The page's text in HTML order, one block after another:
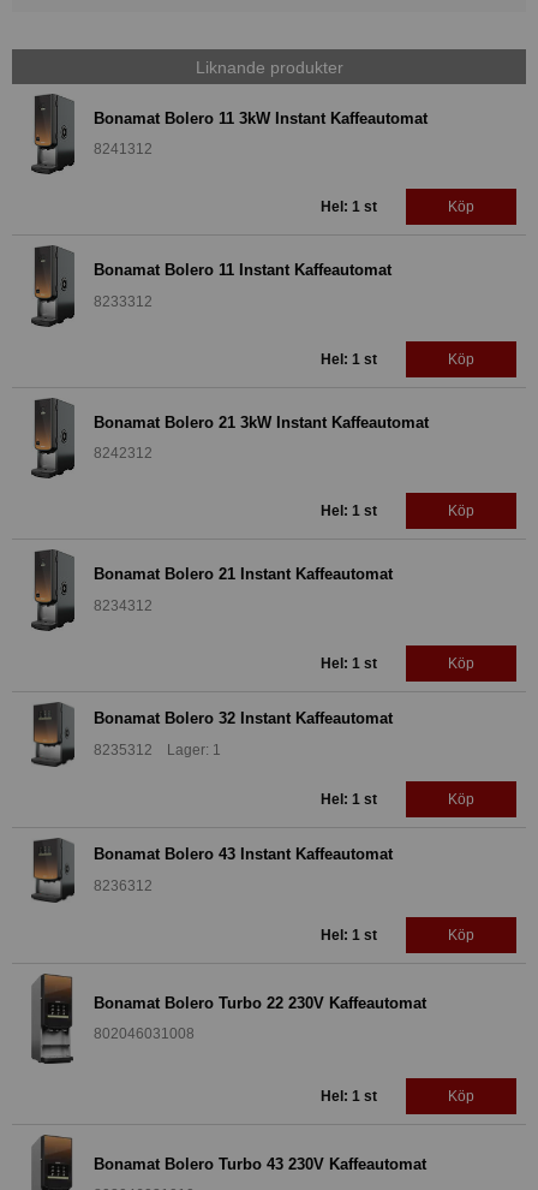
Liknande produkter
Bonamat Bolero 11 3kW Instant Kaffeautomat
8241312
Hel: 1 st Köp
Bonamat Bolero 11 Instant Kaffeautomat
8233312
Hel: 1 st Köp
Bonamat Bolero 21 3kW Instant Kaffeautomat
8242312
Hel: 1 st Köp
Bonamat Bolero 21 Instant Kaffeautomat
8234312
Hel: 1 st Köp
Bonamat Bolero 32 Instant Kaffeautomat
8235312 Lager: 1
Hel: 1 st Köp
Bonamat Bolero 43 Instant Kaffeautomat
8236312
Hel: 1 st Köp
Bonamat Bolero Turbo 22 230V Kaffeautomat
802046031008
Hel: 1 st Köp
Bonamat Bolero Turbo 43 230V Kaffeautomat